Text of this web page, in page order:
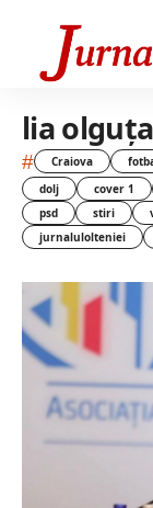
lia
# Craiova
dolj
cover 1
psd
stiri
jurnalulolteniei